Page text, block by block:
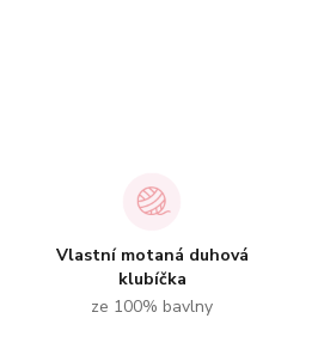
Vlastní motaná duhová
klubíčka
ze 100% bavlny